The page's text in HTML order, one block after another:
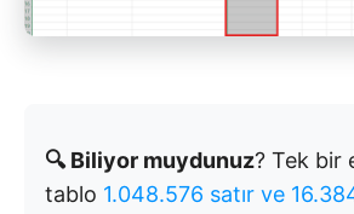
🔍 Biliyor muydunuz? Tek bir
tablo 1.048.576 satır ve